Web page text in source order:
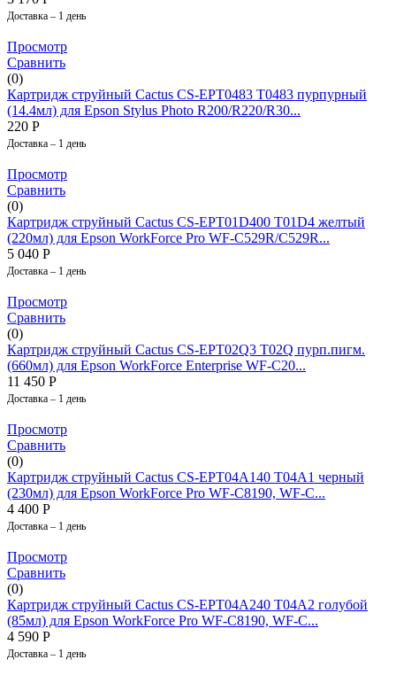
Доставка – 1 день
Просмотр
Сравнить
(0)
Картридж струйный Cactus CS-EPT0483 T0483 пурпурный
(14.4мл) для Epson Stylus Photo R200/R220/R30...
220 Р
Доставка – 1 день
Просмотр
Сравнить
(0)
Картридж струйный Cactus CS-EPT01D400 T01D4 желтый
(220мл) для Epson WorkForce Pro WF-C529R/C529R...
5 040 Р
Доставка – 1 день
Просмотр
Сравнить
(0)
Картридж струйный Cactus CS-EPT02Q3 T02Q пурп.пигм.
(660мл) для Epson WorkForce Enterprise WF-C20...
11 450 Р
Доставка – 1 день
Просмотр
Сравнить
(0)
Картридж струйный Cactus CS-EPT04A140 T04A1 черный
(230мл) для Epson WorkForce Pro WF-C8190, WF-C...
4 400 Р
Доставка – 1 день
Просмотр
Сравнить
(0)
Картридж струйный Cactus CS-EPT04A240 T04A2 голубой
(85мл) для Epson WorkForce Pro WF-C8190, WF-C...
4 590 Р
Доставка – 1 день